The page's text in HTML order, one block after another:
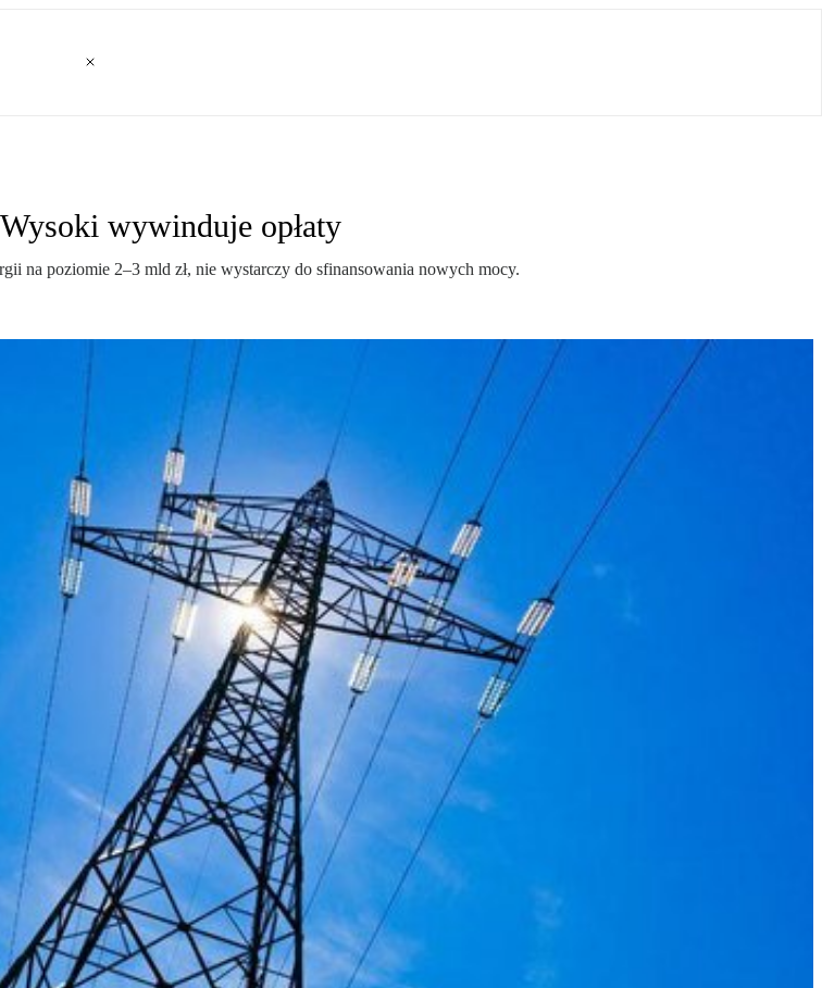
wywinduje opłaty
na poziomie 2–3 mld zł, nie wystarczy do sfinansowania nowych mocy.